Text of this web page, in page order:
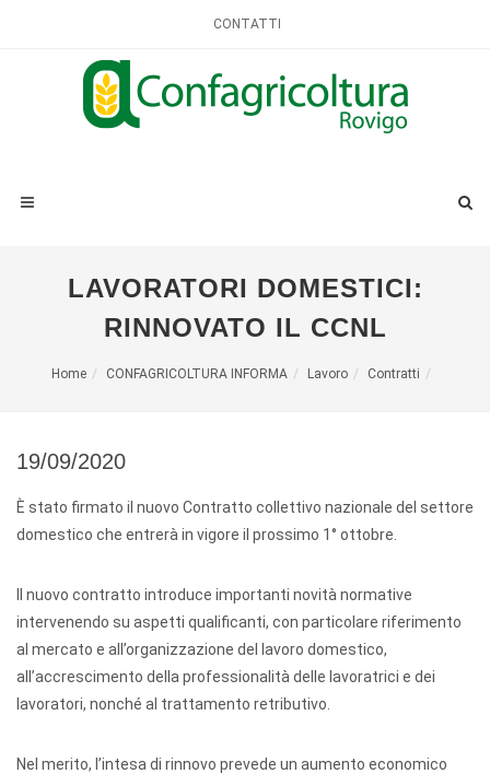
CONTATTI
LAVORATORI DOMESTICI:
RINNOVATO IL CCNL
Home CONFAGRICOLTURA INFORMA Lavoro Contratti
19/09/2020
È stato firmato il nuovo Contratto collettivo nazionale del settore
domestico che entrerà in vigore il prossimo 1° ottobre.
Il nuovo contratto introduce importanti novità normative
intervenendo su aspetti qualificanti, con particolare riferimento
al mercato e all’organizzazione del lavoro domestico,
all’accrescimento della professionalità delle lavoratrici e dei
lavoratori, nonché al trattamento retributivo.
Nel merito, l’intesa di rinnovo prevede un aumento economico